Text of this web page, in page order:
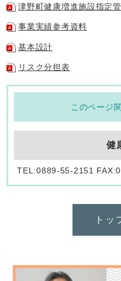
津野町健康増進施設指定
事業実績参考資料
基本設計
リスク分担表
このページ
健
TEL:0889-55-2151
トッ